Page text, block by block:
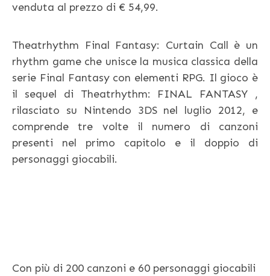
venduta al prezzo di € 54,99.
Theatrhythm Final Fantasy: Curtain Call è un
rhythm game che unisce la musica classica della
serie Final Fantasy con elementi RPG. Il gioco è
il sequel di Theatrhythm: FINAL FANTASY ,
rilasciato su Nintendo 3DS nel luglio 2012, e
comprende tre volte il numero di canzoni
presenti nel primo capitolo e il doppio di
personaggi giocabili.
Con più di 200 canzoni e 60 personaggi giocabili